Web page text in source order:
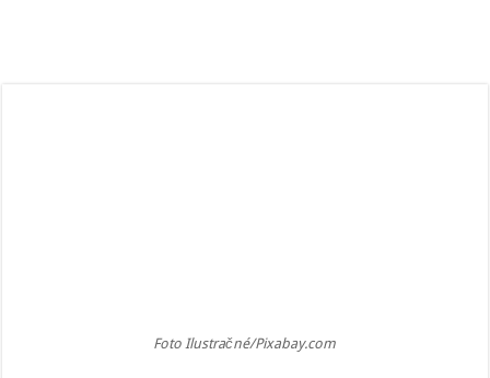
Foto Ilustračné/Pixabay.com